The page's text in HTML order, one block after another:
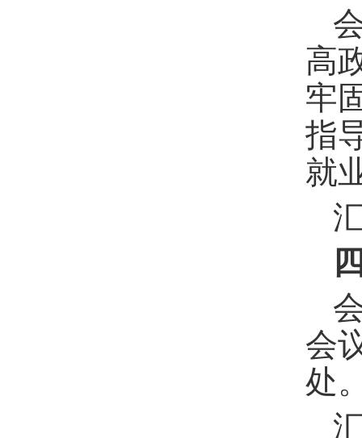
高
牢
指
就
会
处